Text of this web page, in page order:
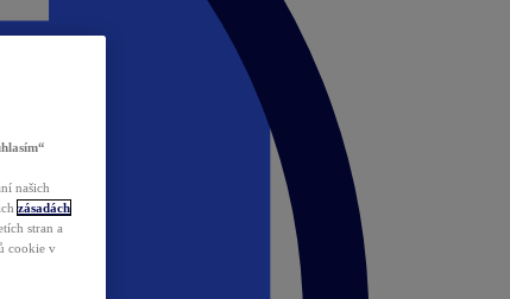
našich
zásadách
stran a
cookie v